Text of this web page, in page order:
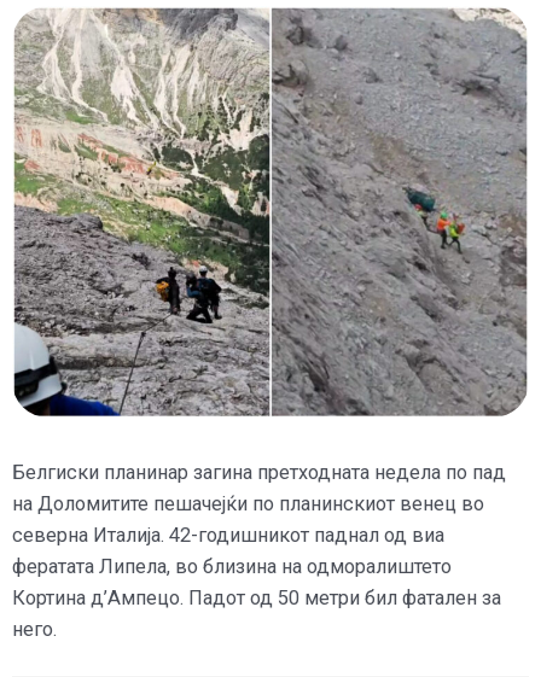
Белгиски планинар загина претходната недела по пад
на Доломитите пешачејќи по планинскиот венец во
северна Италија. 42-годишникот паднал од виа
фератата Липела, во близина на одморалиштето
Кортина д’Ампецо. Падoт од 50 метри бил фатален за
него.